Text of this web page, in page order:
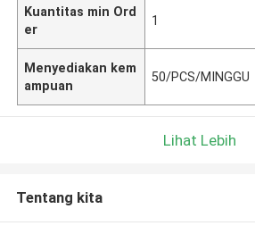
Kuantitas min Ord
er
1
Menyediakan kem
ampuan
50/PCS/MINGGU
Lihat Lebih
Tentang kita